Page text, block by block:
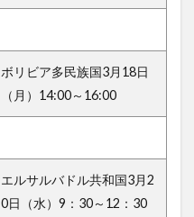
ボリビア多民族国3月18日
（月）14:00～16:00
エルサルバドル共和国3月2
0日（水）9：30～12：30